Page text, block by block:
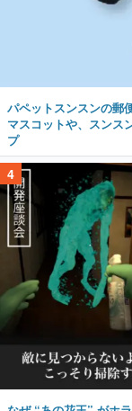
パペットスンスンの郵
マスコットや、スンス
プ
4